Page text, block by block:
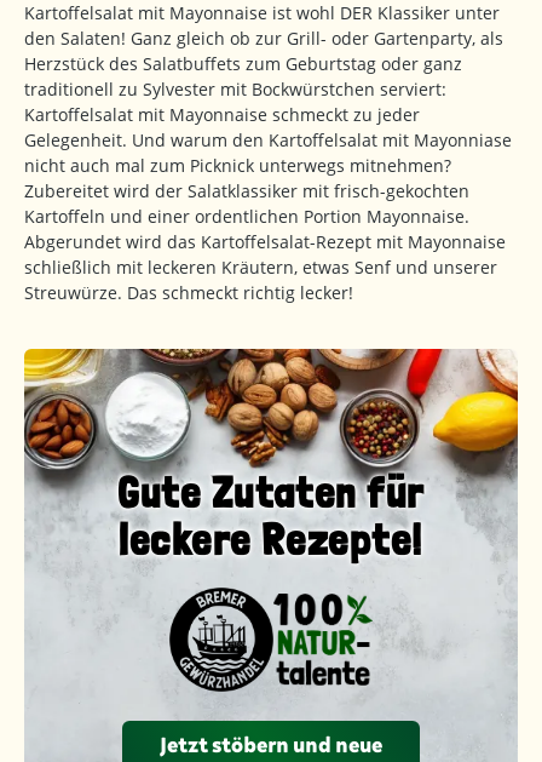
Kartoffelsalat mit Mayonnaise ist wohl DER Klassiker unter
den Salaten! Ganz gleich ob zur Grill- oder Gartenparty, als
Herzstück des Salatbuffets zum Geburtstag oder ganz
traditionell zu Sylvester mit Bockwürstchen serviert:
Kartoffelsalat mit Mayonnaise schmeckt zu jeder
Gelegenheit. Und warum den Kartoffelsalat mit Mayonniase
nicht auch mal zum Picknick unterwegs mitnehmen?
Zubereitet wird der Salatklassiker mit frisch-gekochten
Kartoffeln und einer ordentlichen Portion Mayonnaise.
Abgerundet wird das Kartoffelsalat-Rezept mit Mayonnaise
schließlich mit leckeren Kräutern, etwas Senf und unserer
Streuwürze. Das schmeckt richtig lecker!
Gute Zutaten für
leckere Rezepte!
Jetzt stöbern und neue